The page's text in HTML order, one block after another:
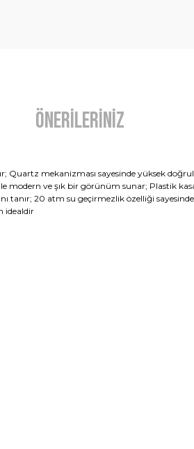
Önerileriniz
mekanizması sayesinde yüksek
modern ve şık bir görünüm sunar; Plastik
20 atm su geçirmezlik özelliği
idealdir